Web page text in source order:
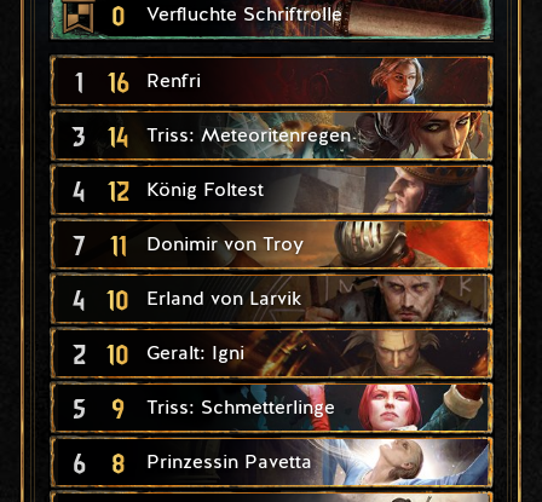
0 Verfluchte Schriftrolle
1 16 Renfri
3 14 Triss: Meteoritenregen
4 12 König Foltest
7 11 Donimir von Troy
4 10 Erland von Larvik
2 10 Geralt: Igni
5 9 Triss: Schmetterlinge
6 8 Prinzessin Pavetta